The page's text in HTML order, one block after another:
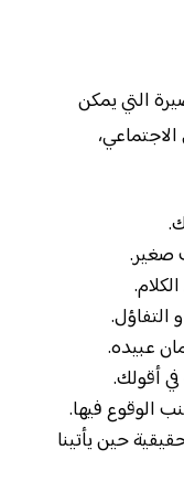
التي يمكن
صغير.
التفاؤل.
عبيده.
أقولك.
الوقوع فيها.
حين يأتينا